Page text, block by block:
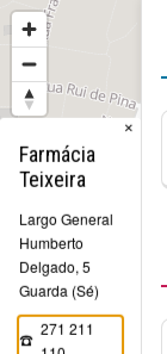
Farmácia
Teixeira
Largo General
Humberto
Delgado, 5
Guarda (Sé)
271 211
×